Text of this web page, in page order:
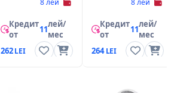
Кредит
от
11лей/
мес
262
Кредит
от
11лей/
мес
264